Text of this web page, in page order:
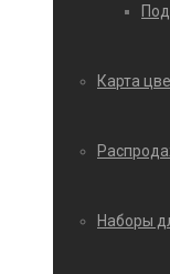
Карта
Наборы